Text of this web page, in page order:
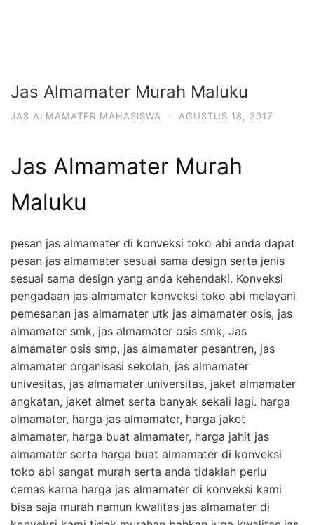
Jas Almamater Murah Maluku
JAS ALMAMATER MAHASISWA · AGUSTUS 18, 2017
Jas Almamater Murah
Maluku
pesan jas almamater di konveksi toko abi anda dapat
pesan jas almamater sesuai sama design serta jenis
sesuai sama design yang anda kehendaki. Konveksi
pengadaan jas almamater konveksi toko abi melayani
pemesanan jas almamater utk jas almamater osis, jas
almamater smk, jas almamater osis smk, Jas
almamater osis smp, jas almamater pesantren, jas
almamater organisasi sekolah, jas almamater
univesitas, jas almamater universitas, jaket almamater
angkatan, jaket almet serta banyak sekali lagi. harga
almamater, harga jas almamater, harga jaket
almamater, harga buat almamater, harga jahit jas
almamater serta harga buat almamater di konveksi
toko abi sangat murah serta anda tidaklah perlu
cemas karna harga jas almamater di konveksi kami
bisa saja murah namun kwalitas jas almamater di